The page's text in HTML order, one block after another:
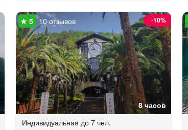
8 часов
-10%
10 отзывов
Индивидуальная до 7 чел.